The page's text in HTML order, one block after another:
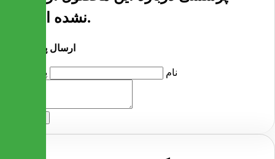
نشده است.
ارسال پرسش
نام پرسش